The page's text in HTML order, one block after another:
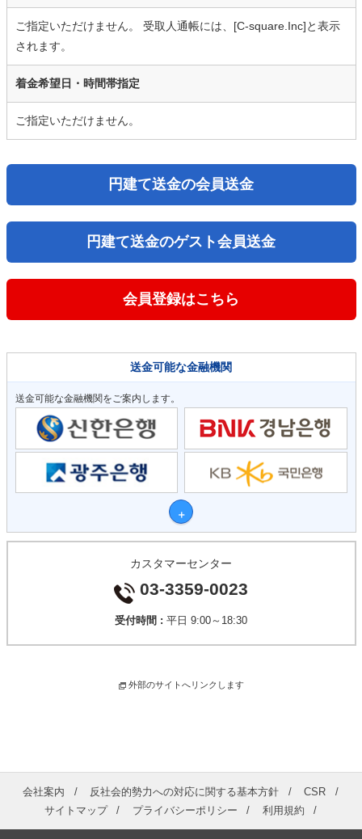
ご指定いただけません。 受取人通帳には、[C-square.Inc]と表示
されます。
着金希望日・時間帯指定
ご指定いただけません。
円建て送金の会員送金
円建て送金のゲスト会員送金
会員登録はこちら
送金可能な金融機関
送金可能な金融機関をご案内します。
カスタマーセンター
03-3359-0023
受付時間 : 平日 9:00～18:30
外部のサイトへリンクします
会社案内 反社会的勢力への対応に関する基本方針
CSR
サイトマップ
プライバシーポリシー 利用規約